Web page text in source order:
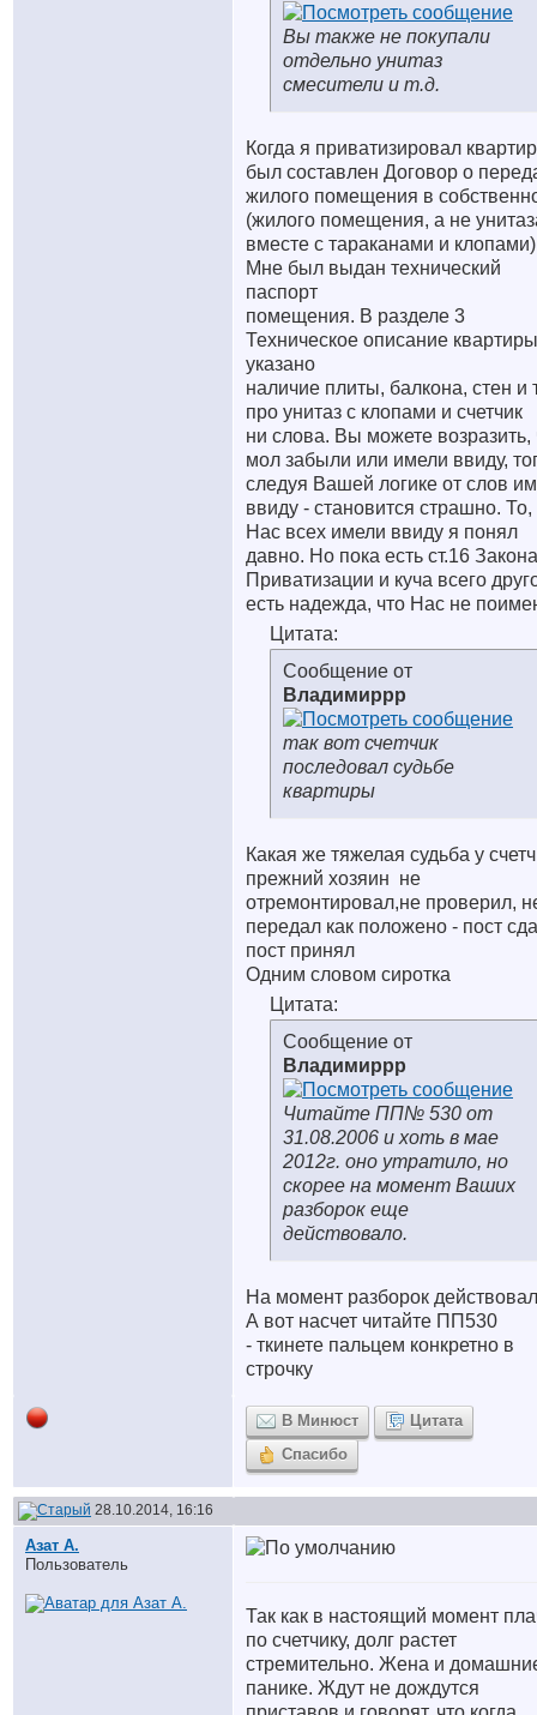
Вы также не покупали
отдельно унитаз
смесители и т.д.
Когда я приватизировал
был составлен Договор о
жилого помещения в
(жилого помещения, а не
вместе с тараканами и
Мне был выдан технический
паспорт
помещения. В разделе 3
Техническое описание
указано
наличие плиты, балкона, стен и
про унитаз с клопами и счетчик
ни слова. Вы можете возразить,
мол забыли или имели ввиду,
следуя Вашей логике от слов
ввиду - становится страшно. То,
Нас всех имели ввиду я понял
давно. Но пока есть ст.16
Приватизации и куча всего
есть надежда, что Нас не
Цитата:
Сообщение от
Владимиррр
так вот счетчик
последовал судьбе
квартиры
Какая же тяжелая судьба у
прежний хозяин не
отремонтировал,не проверил,
передал как положено - пост
пост принял
Одним словом сиротка
Цитата:
Сообщение от
Владимиррр
Читайте ПП№ 530 от
31.08.2006 и хоть в мае
2012г. оно утратило, но
скорее на момент Ваших
разборок еще
действовало.
На момент разборок
А вот насчет читайте ПП530
- ткинете пальцем конкретно в
строчку
В Минюст
Цитата
Спасибо
28.10.2014, 16:16
Азат А.
Пользователь
Так как в настоящий момент
по счетчику, долг растет
стремительно. Жена и
панике. Ждут не дождутся